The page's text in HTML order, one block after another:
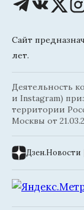
Сайт
лет.
Деятельность
и Instagram)
территории
Москвы от
Дзен.Новости